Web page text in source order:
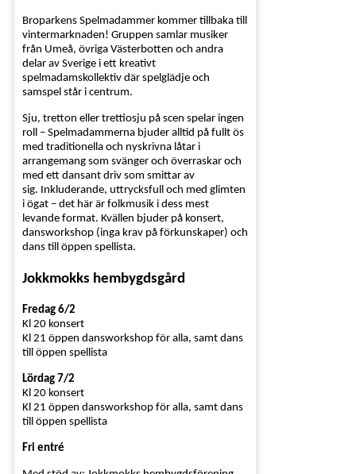
Broparkens Spelmadammer kommer tillbaka till
vintermarknaden! Gruppen samlar musiker
från Umeå, övriga Västerbotten och andra
delar av Sverige i ett kreativt
spelmadamskollektiv där spelglädje och
samspel står i centrum.
Sju, tretton eller trettiosju på scen spelar ingen
roll – Spelmadammerna bjuder alltid på fullt ös
med traditionella och nyskrivna låtar i
arrangemang som svänger och överraskar och
med ett dansant driv som smittar av
sig. Inkluderande, uttrycksfull och med glimten
i ögat – det här är folkmusik i dess mest
levande format. Kvällen bjuder på konsert,
dansworkshop (inga krav på förkunskaper) och
dans till öppen spellista.
Jokkmokks hembygdsgård
Fredag 6/2
Kl 20 konsert
Kl 21 öppen dansworkshop för alla, samt dans
till öppen spellista
Lördag 7/2
Kl 20 konsert
Kl 21 öppen dansworkshop för alla, samt dans
till öppen spellista
Fri entré